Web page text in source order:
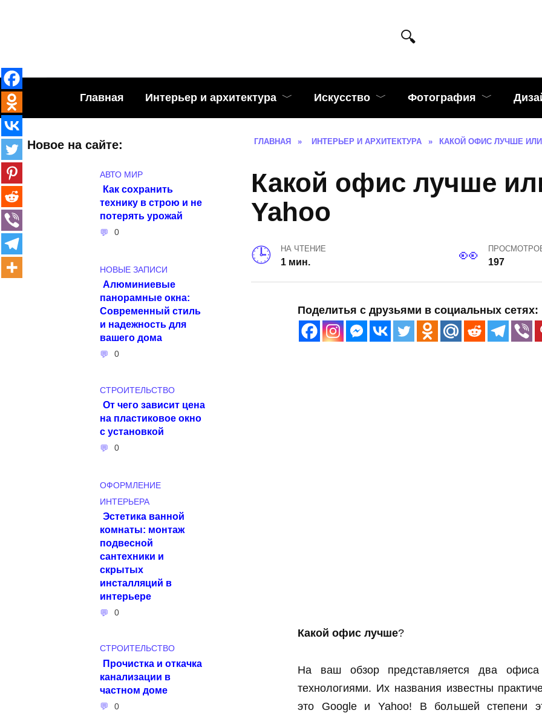
Главная Интерьер и архитектура Искусство Фотография
ГЛАВНАЯ » ИНТЕРЬЕР И АРХИТЕКТУРА » КАКОЙ ОФИС ЛУЧШЕ ИЛИ
Какой офис лучше
Yahoo
НА ЧТЕНИЕ
1 мин. 197
Поделитья с друзьями в социальных сетях:
Какой офис лучше?
На ваш обзор представляется два офиса
технологиями. Их названия известны
это Google и Yahoo! В большей степени
Новое на сайте:
АВТО МИР
Как сохранить
технику в строю и не
потерять урожай
0
НОВЫЕ ЗАПИСИ
Алюминиевые
панорамные окна:
Современный стиль
и надежность для
вашего дома
0
СТРОИТЕЛЬСТВО
От чего зависит цена
на пластиковое окно
с установкой
0
ОФОРМЛЕНИЕ
ИНТЕРЬЕРА
Эстетика ванной
комнаты: монтаж
подвесной
сантехники и
скрытых
инсталляций в
интерьере
0
СТРОИТЕЛЬСТВО
Прочистка и откачка
канализации в
частном доме
0